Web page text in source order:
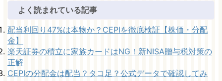
よく読まれている記事
配当利回り47%は本物か？CEPIを徹底検証【株価・分配
金】
楽天証券の積立に家族カードはNG！新NISA贈与税対策の
正解
CEPIの分配金は配当？タコ足？公式データで確認してみ